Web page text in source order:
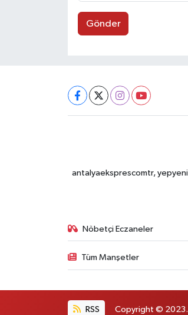
Gönder
antalyaeksprescomtr,
Nöbetçi Eczaneler
Tüm Manşetler
RSS Copyright © 2023.